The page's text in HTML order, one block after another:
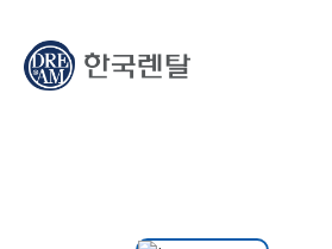
무엇을 찾고